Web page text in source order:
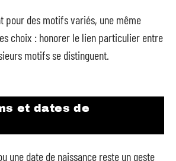
pour des motifs variés, une même
choix : honorer le lien particulier entre
motifs se distinguent.
et dates de
une date de naissance reste un geste